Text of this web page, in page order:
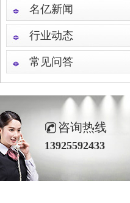
名亿新闻
行业动态
常见问答
咨询热线
13925592433